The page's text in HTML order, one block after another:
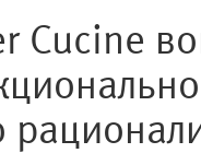
Cucine